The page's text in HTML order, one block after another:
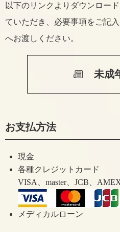
以下のリンクよりダウンロー
ていただき、 必要事項をご記
へお渡しください。
未成
お支払方法
現金
各種クレジットカード
VISA、master、JCB、
メディカルローン